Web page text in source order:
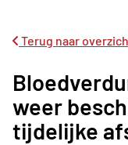
Terug naar
weer
tijdelijke